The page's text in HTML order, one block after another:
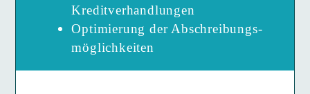
Kreditverhandlungen
Optimierung der Abschreibungs­
möglichkeiten